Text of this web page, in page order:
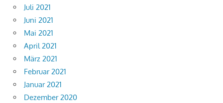
Juli 2021
Juni 2021
Mai 2021
April 2021
März 2021
Februar 2021
Januar 2021
Dezember 2020